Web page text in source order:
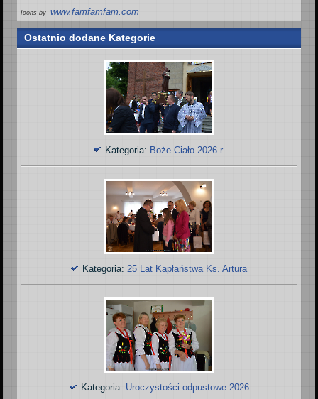
Icons bywww.famfamfam.com
Ostatnio dodane Kategorie
Kategoria: Boże Ciało 2026 r.
Kategoria: 25 Lat Kapłaństwa Ks. Artura
Kategoria: Uroczystości odpustowe 2026